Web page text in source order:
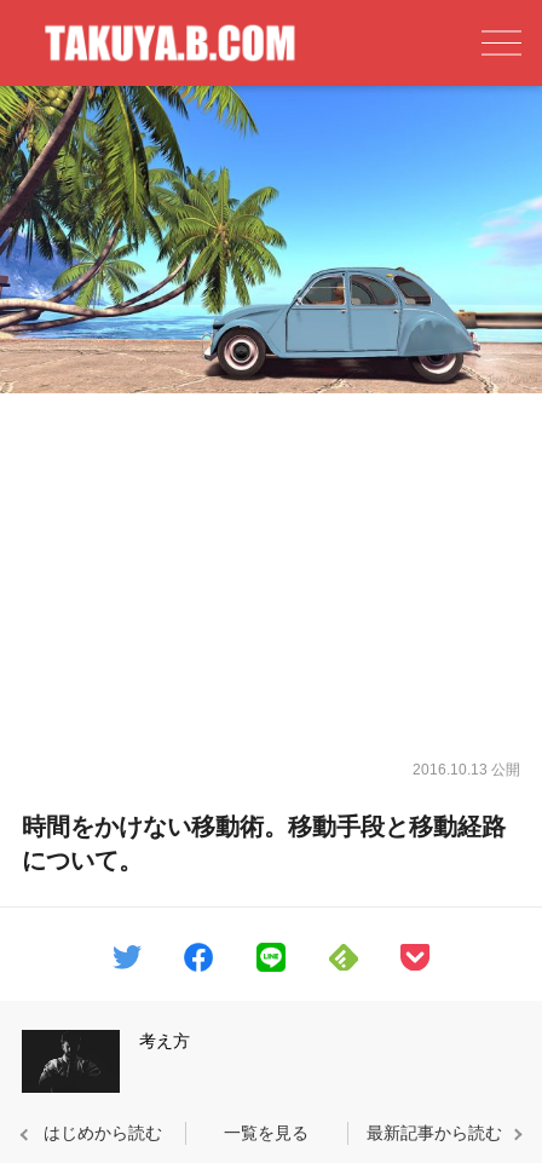
2016.10.13 公開
時間をかけない移動術。移動手段と移動経路
について。
考え方
はじめから読む 一覧を見る 最新記事から読む